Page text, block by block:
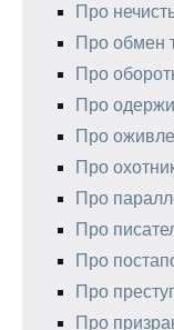
Про
Про обмен
Про
Про
Про
Про
Про
Про
Про
Про
Про